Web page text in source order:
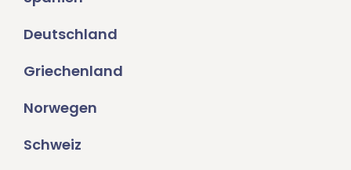
Deutschland
Griechenland
Norwegen
Schweiz